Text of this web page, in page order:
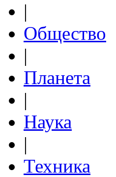
|
Общество
|
Планета
|
Наука
|
Техника